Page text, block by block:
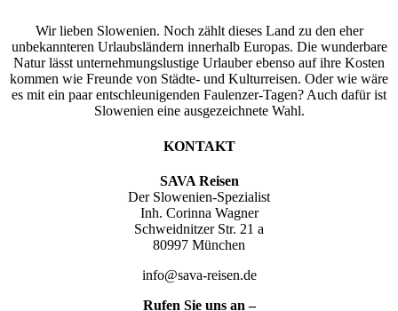
Wir lieben Slowenien. Noch zählt dieses Land zu den eher
unbekannteren Urlaubsländern innerhalb Europas. Die wunderbare
Natur lässt unternehmungslustige Urlauber ebenso auf ihre Kosten
kommen wie Freunde von Städte- und Kulturreisen. Oder wie wäre
es mit ein paar entschleunigenden Faulenzer-Tagen? Auch dafür ist
Slowenien eine ausgezeichnete Wahl.
KONTAKT
SAVA Reisen
Der Slowenien-Spezialist
Inh. Corinna Wagner
Schweidnitzer Str. 21 a
80997 München
info@sava-reisen.de
Rufen Sie uns an –